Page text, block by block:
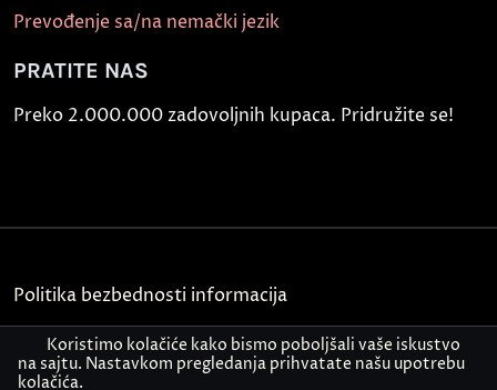
Prevođenje sa/na nemački jezik
PRATITE NAS
Preko 2.000.000 zadovoljnih kupaca. Pridružite se!
Politika bezbednosti informacija
Kontakt
Koristimo kolačiće kako bismo poboljšali vaše iskustvo
na sajtu. Nastavkom pregledanja prihvatate našu upotrebu
kolačića.